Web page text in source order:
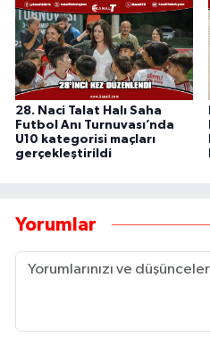
28. Naci Talat Halı Saha
Futbol Anı Turnuvası’nda
U10 kategorisi maçları
gerçekleştirildi
Yorumlar